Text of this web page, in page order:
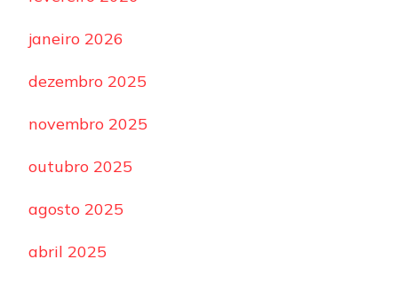
janeiro 2026
dezembro 2025
novembro 2025
outubro 2025
agosto 2025
abril 2025